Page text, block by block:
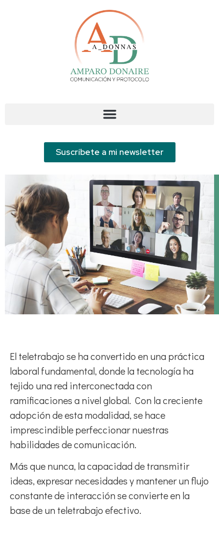
Suscríbete a mi newsletter
El teletrabajo se ha convertido en una práctica
laboral fundamental, donde la tecnología ha
tejido una red interconectada con
ramificaciones a nivel global. Con la creciente
adopción de esta modalidad, se hace
imprescindible perfeccionar nuestras
habilidades de comunicación.
Más que nunca, la capacidad de transmitir
ideas, expresar necesidades y mantener un flujo
constante de interacción se convierte en la
base de un teletrabajo efectivo.